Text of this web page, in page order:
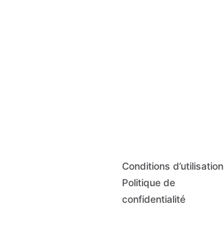
Conditions d’utilisation
Politique de
confidentialité